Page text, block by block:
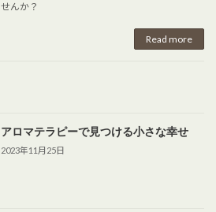
せんか？
Read more
アロマテラピーで見つける小さな幸せ
2023年11月25日